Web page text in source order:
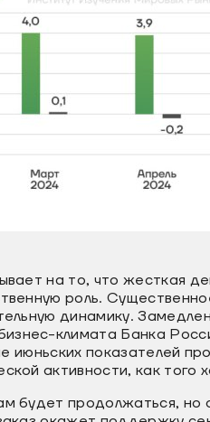
на то, что жесткая
роль.
динамику.
климата Банка
июньских показателей
активности, как того
будет продолжаться,